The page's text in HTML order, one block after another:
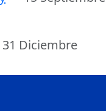
Diciembre